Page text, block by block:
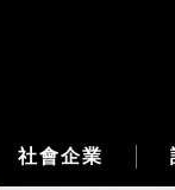
社會企業